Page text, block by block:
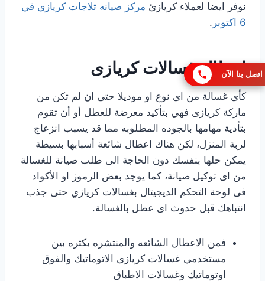
نوفر ايضا لعملاء كريازئ مركز صيانه ثلاجات كريازي في
6 اكتوبر
.
اعطال غسالات كريازى
كأى غسالة من اى نوع او موديلا حتى ان لم تكن من
ماركة كريازى فهي بتأكيد معرضة للعطل أو أن تقوم
بتأدية مهامها بالجوده المطلوبه مما قد يسبب انزعاج
لربة المنزل، لكن هناك اعطال شائعة أسبابها بسيطة
يمكن حلها بنفسك دون الحاجة الى طلب صيانة للغسالة
من اى توكيل صيانة، كما يوجد بعض الرموز او الأكواد
فى لوحة التحكم الديجيتال بغسالات كريازي حتى جذب
انتباهك قبل حدوث اى عطل بالغسالة.
فمن الاعطال الشائعه والمنتشره بكثره بين
مستخدمي غسالات كريازى الاتوماتيك والفوق
اوتوماتيك وغسالات الاطباق
اتصل بنا الآن